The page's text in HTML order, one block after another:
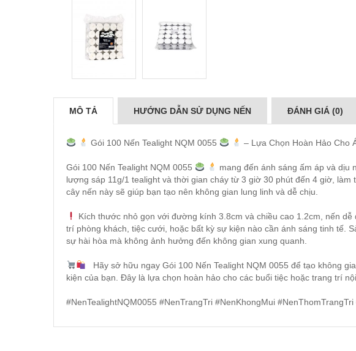
MÔ TẢ HƯỚNG DẪN SỬ DỤNG NẾN ĐÁNH GIÁ (0)
Gói 100 Nến Tealight NQM 0055 – Lựa Chọn Hoàn Hảo Cho
Gói 100 Nến Tealight NQM 0055
mang đến ánh sáng ấm áp và dịu
lượng sáp 11g/1 tealight và thời gian cháy từ 3 giờ 30 phút đến 4 giờ,
cây nến này sẽ giúp bạn tạo nên không gian lung linh và dễ chịu.
Kích thước nhỏ gọn với đường kính 3.8cm và chiều cao 1.2cm, nến
trí phòng khách, tiệc cưới, hoặc bất kỳ sự kiện nào cần ánh sáng tinh tế.
sự hài hòa mà không ảnh hưởng đến không gian xung quanh.
Hãy sở hữu ngay Gói 100 Nến Tealight NQM 0055 để tạo không
kiện của bạn. Đây là lựa chọn hoàn hảo cho các buổi tiệc hoặc trang trí
#NenTealightNQM0055 #NenTrangTri #NenKhongMui #NenThomTrangTri